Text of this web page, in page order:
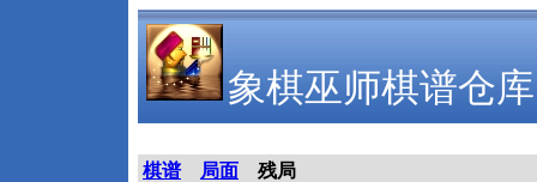
象棋巫师棋谱仓库
棋谱 局面
残局